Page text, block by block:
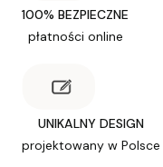
100% BEZPIECZNE
płatności online
UNIKALNY DESIGN
projektowany w Polsce